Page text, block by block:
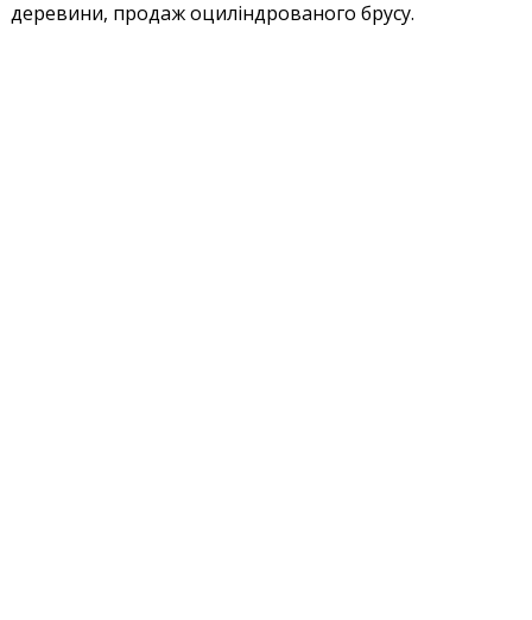
деревини, продаж оциліндрованого брусу.